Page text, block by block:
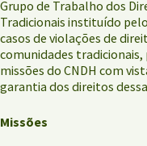
Grupo de Trabalho dos
Tradicionais instituído
casos de violações de
comunidades
missões do CNDH com
garantia dos direitos
Missões